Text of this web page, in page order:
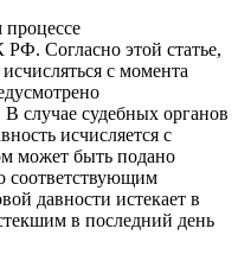
РФ. Согласно этой статье,
с момента
случае судебных органов
исчисляется с
может быть подано
соответствующим
давности истекает в
в последний день